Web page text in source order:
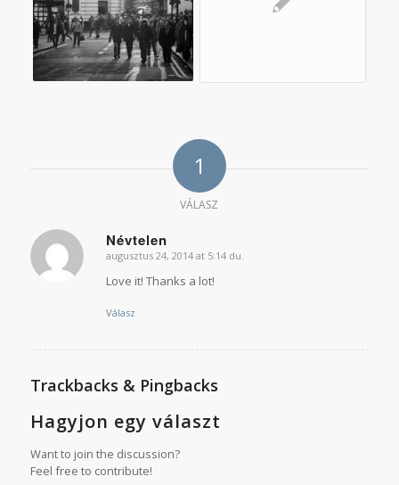
1
VÁLASZ
Névtelen
says:
augusztus 24, 2014 at 5:14 du.
Love it! Thanks a lot!
Válasz
Trackbacks & Pingbacks
Hagyjon egy választ
Want to join the discussion?
Feel free to contribute!